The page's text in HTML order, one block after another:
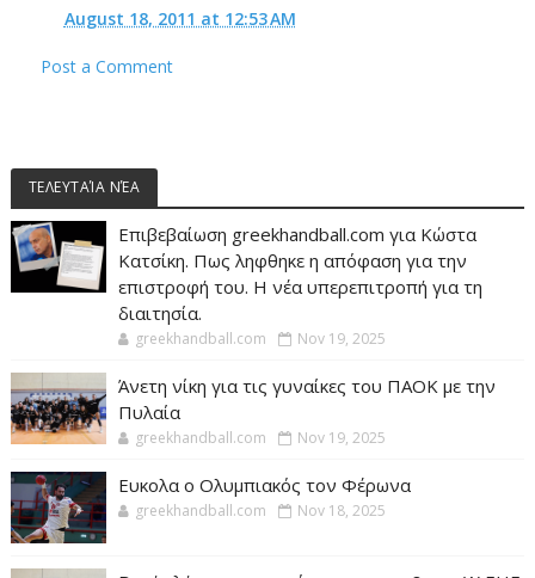
August 18, 2011 at 12:53 AM
Post a Comment
ΤΕΛΕΥΤΑΊΑ ΝΈΑ
Επιβεβαίωση greekhandball.com για Κώστα
Κατσίκη. Πως ληφθηκε η απόφαση για την
επιστροφή του. Η νέα υπερεπιτροπή για τη
διαιτησία.
greekhandball.com Nov 19, 2025
Άνετη νίκη για τις γυναίκες του ΠΑΟΚ με την
Πυλαία
greekhandball.com Nov 19, 2025
Ευκολα ο Ολυμπιακός τον Φέρωνα
greekhandball.com Nov 18, 2025